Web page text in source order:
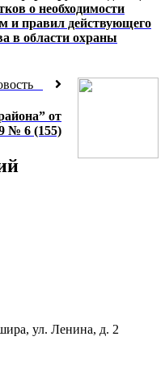
о необходимости
и правил действующего
в области охраны
от
№ 6 (155)
ул. Ленина, д. 2